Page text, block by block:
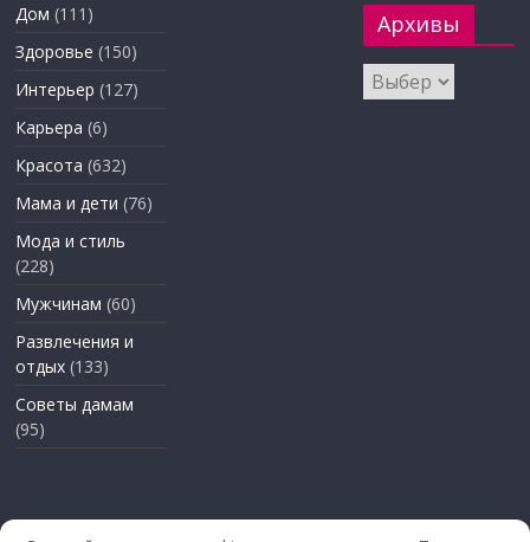
Дом (111)
Здоровье (150)
Интерьер (127)
Карьера (6)
Красота (632)
Мама и дети (76)
Мода и стиль
(228)
Мужчинам (60)
Развлечения и
отдых (133)
Советы дамам
(95)
Архивы
Архивы